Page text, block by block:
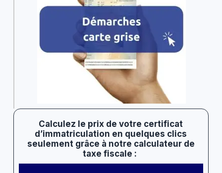
Calculez le prix de votre certificat
d’immatriculation en quelques clics
seulement grâce à notre calculateur de
taxe fiscale :